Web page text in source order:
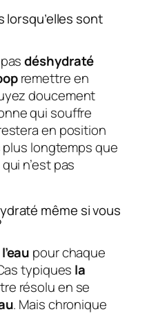
sont
pasdéshydraté
remettre en
doucement
qui souffre
en position
longtemps que
n’est pas
même si vous
l’eau pour chaque
typiques la
résolu en se
. Mais chronique